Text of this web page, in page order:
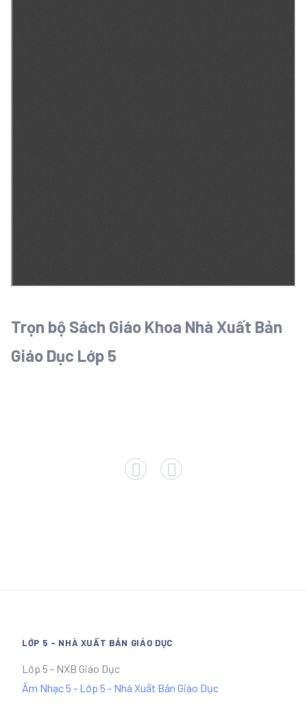
Trọn bộ Sách Giáo Khoa Nhà Xuất Bản
Giáo Dục Lớp 5
LỚP 5 - NHÀ XUẤT BẢN GIÁO DỤC
Lớp 5 - NXB Giáo Dục
Âm Nhạc 5 - Lớp 5 - Nhà Xuất Bản Giáo Dục